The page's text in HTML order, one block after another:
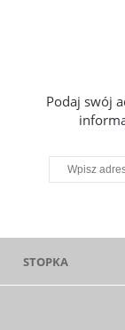
Podaj swój
STOPKA